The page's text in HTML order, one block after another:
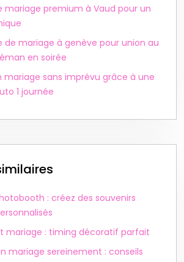
mariage premium à Vaud pour un
de mariage à genève pour union au
en soirée
mariage sans imprévu grâce à une
1 journée
: créez des souvenirs
mariage : timing décoratif parfait
mariage sereinement : conseils